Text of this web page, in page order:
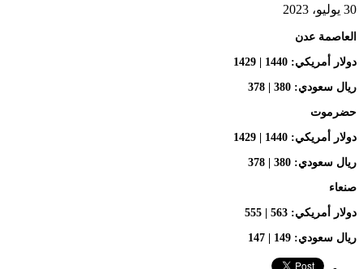
30 يوليو، 2023
العاصمة عدن
دولار أمريكي: 1440 | 1429
ريال سعودي: 380 | 378
حضرموت
دولار أمريكي: 1440 | 1429
ريال سعودي: 380 | 378
صنعاء
دولار أمريكي: 563 | 555
ريال سعودي: 149 | 147